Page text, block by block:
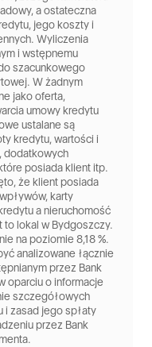
a ostateczna
jego koszty i
Wyliczenia
i wstępnemu
szacunkowego
W żadnym
jako oferta,
umowy kredytu
ustalane są
kredytu, wartości i
dodatkowych
posiada klient itp.
że klient posiada
karty
a nieruchomość
lokal w Bydgoszczy.
na poziomie 8,18 %.
analizowane łącznie
przez Bank
oparciu o informacje
szczegółowych
i zasad jego spłaty
przez Bank